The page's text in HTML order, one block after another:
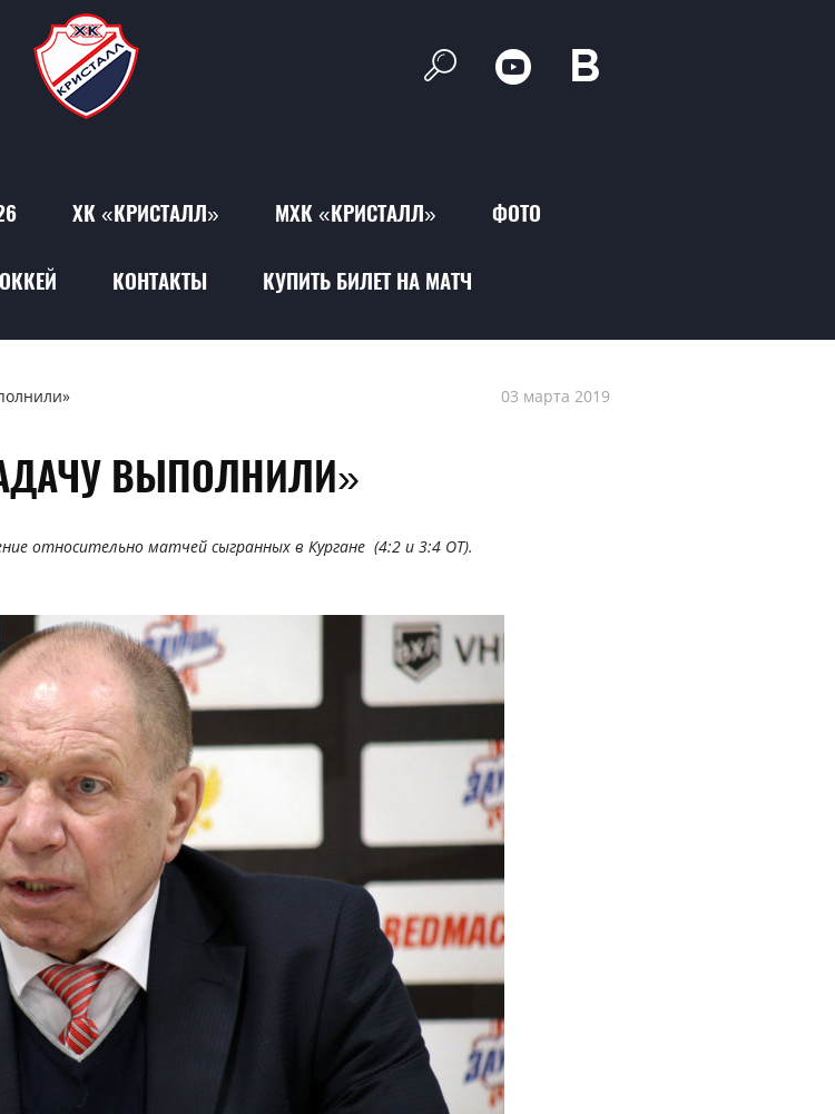
ХК «КРИСТАЛЛ» МХК «КРИСТАЛЛ» ФОТО
КОНТАКТЫ КУПИТЬ БИЛЕТ НА МАТЧ
03 марта 2019
ВЫПОЛНИЛИ»
относительно матчей сыгранных в Кургане (4:2 и 3:4 ОТ).